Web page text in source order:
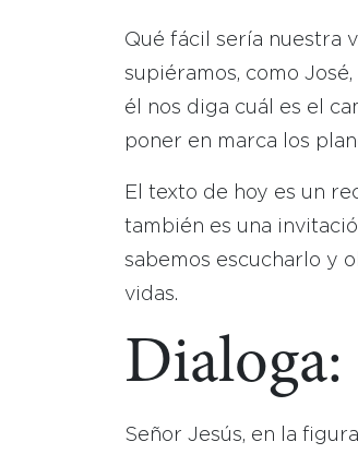
Qué fácil sería nuestra
supiéramos, como
él nos diga cuál es el
poner en marca los
El texto de hoy es un
también es una
sabemos escucharlo y
vidas.
Dialoga:
Señor Jesús, en la